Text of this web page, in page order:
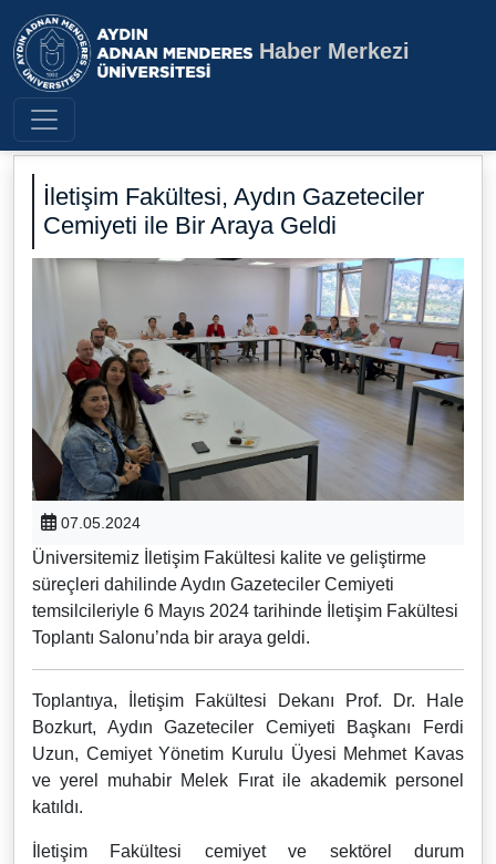
Aydın Adnan Menderes
Haber Merkezi
İletişim Fakültesi, Aydın Gazeteciler
Cemiyeti ile Bir Araya Geldi
07.05.2024
Üniversitemiz İletişim Fakültesi kalite ve geliştirme
süreçleri dahilinde Aydın Gazeteciler Cemiyeti
temsilcileriyle 6 Mayıs 2024 tarihinde İletişim Fakültesi
Toplantı Salonu’nda bir araya geldi.
Toplantıya, İletişim Fakültesi Dekanı Prof. Dr. Hale
Bozkurt, Aydın Gazeteciler Cemiyeti Başkanı Ferdi
Uzun, Cemiyet Yönetim Kurulu Üyesi Mehmet Kavas
ve yerel muhabir Melek Fırat ile akademik personel
katıldı.
İletişim Fakültesi cemiyet ve sektörel durum